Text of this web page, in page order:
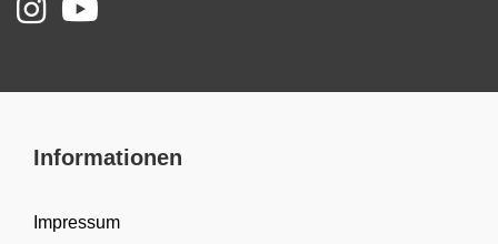
Informationen
Impressum